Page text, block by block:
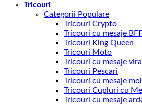
Tricouri
Categorii Populare
Tricouri Crypto
Tricouri cu mesaje
Tricouri King Queen
Tricouri Moto
Tricouri cu mesaje
Tricouri Pescari
Tricouri cu mesaje
Tricouri Cupluri cu
Tricouri cu mesaje